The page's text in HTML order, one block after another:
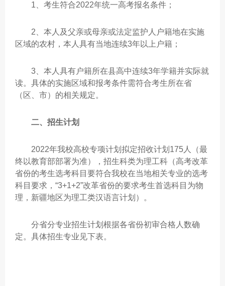
1、考生符合2022年统一高考报名条件；
2、本人及父亲或母亲或法定监护人户籍地在实施
区域的农村，本人具有当地连续3年以上户籍；
3、本人具有户籍所在县高中连续3年学籍并实际就
读。具体的实施区域和报考条件需符合考生所在省
（区、市）的相关规定。
二、招生计划
2022年我校高校专项计划拟定招收计划175人（最
终以教育部部署为准），招生科类为理工科（高考改革
省份的考生选考科目要符合我校在当地相关专业的选考
科目要求，“3+1+2”改革省份的要求考生首选科目为物
理，新疆地区为理工类汉语言计划）。
分省分专业招生计划根据各省份初审合格人数确
定。具体招生专业见下表。